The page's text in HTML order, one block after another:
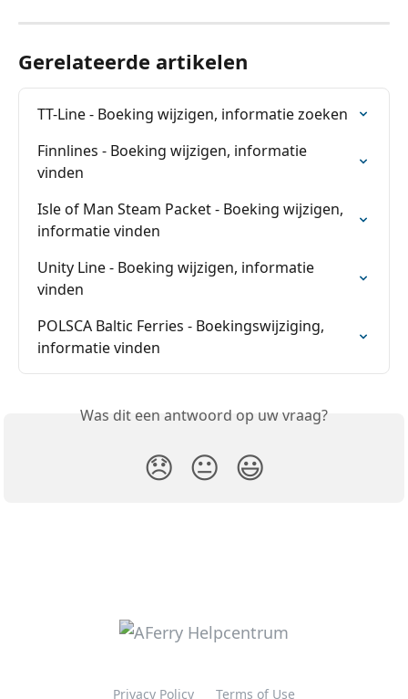
Gerelateerde artikelen
TT-Line - Boeking wijzigen, informatie zoeken
Finnlines - Boeking wijzigen, informatie
vinden
Isle of Man Steam Packet - Boeking wijzigen,
informatie vinden
Unity Line - Boeking wijzigen, informatie
vinden
POLSCA Baltic Ferries - Boekingswijziging,
informatie vinden
Was dit een antwoord op uw vraag?
😞 😐 😃
Privacy Policy Terms of Use